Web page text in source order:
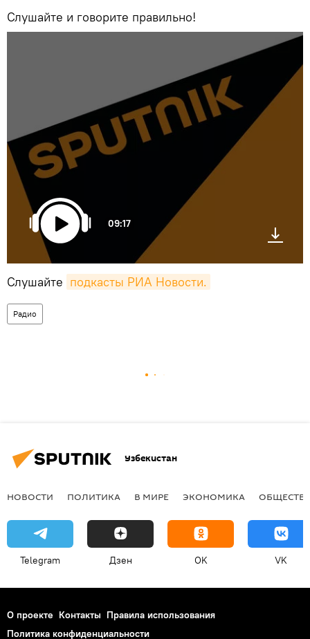
Слушайте и говорите правильно!
09:17
Слушайте подкасты РИА Новости.
Радио
Узбекистан
НОВОСТИ ПОЛИТИКА В МИРЕ ЭКОНОМИКА
Telegram Дзен OK VK
О проекте Контакты Правила использования
Политика конфиденциальности